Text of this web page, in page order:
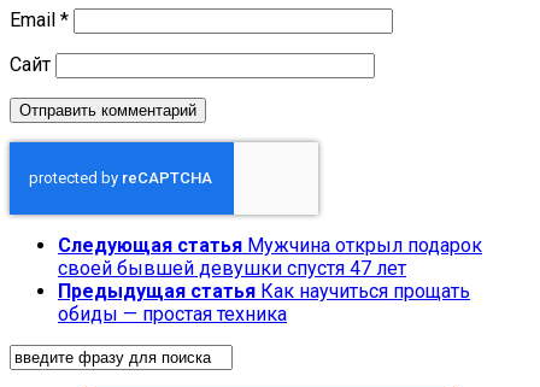
Email *
Сайт
Следующая статья Мужчина открыл подарок
своей бывшей девушки спустя 47 лет
Предыдущая статья Как научиться прощать
обиды — простая техника